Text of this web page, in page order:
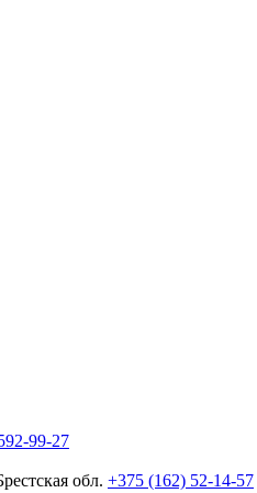
99-27
обл. +375 (162) 52-14-57